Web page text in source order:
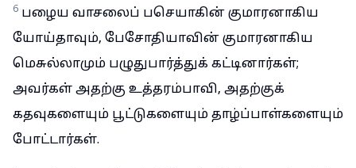
6 பழைய வாசலைப் பசெயாகின் குமாரனாகிய
யோய்தாவும், பேசோதியாவின் குமாரனாகிய
மெசுல்லாமும் பழுதுபார்த்துக் கட்டினார்கள்;
அவர்கள் அதற்கு உத்தரம்பாவி, அதற்குக்
கதவுகளையும் பூட்டுகளையும் தாழ்ப்பாள்களையும்
போட்டார்கள்.